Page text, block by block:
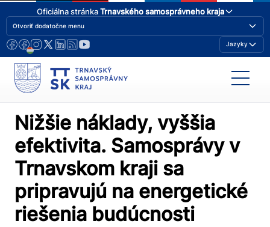
Oficiálna stránkaTrnavského samosprávneho kraja
Otvoriť dodatočne menu
Jazyky
Nižšie náklady, vyššia
efektivita. Samosprávy v
Trnavskom kraji sa
pripravujú na energetické
riešenia budúcnosti